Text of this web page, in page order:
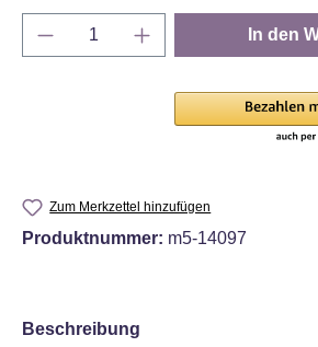
Produkt Anzahl: Gib den
In den
Zum Merkzettel hinzufügen
Produktnummer: m5-14097
Beschreibung